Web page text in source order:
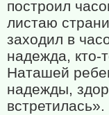
построил
листаю
заходил в
надежда, кто-
Наташей
надежды,
встретилась».